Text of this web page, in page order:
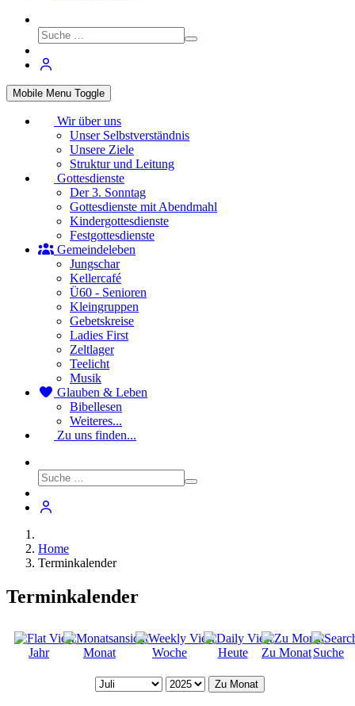
Mobile Menu Toggle
Wir über uns
Unser Selbstverständnis
Unsere Ziele
Struktur und Leitung
Gottesdienste
Der 3. Sonntag
Gottesdienste mit Abendmahl
Kindergottesdienste
Festgottesdienste
Gemeindeleben
Jungschar
Kellercafé
Ü60 - Senioren
Kleingruppen
Gebetskreise
Ladies First
Zeltlager
Teelicht
Musik
Glauben & Leben
Bibellesen
Weiteres...
Zu uns finden...
Home
Terminkalender
Terminkalender
Jahr Monat Woche Heute Zu MonatSuche
Zu Monat